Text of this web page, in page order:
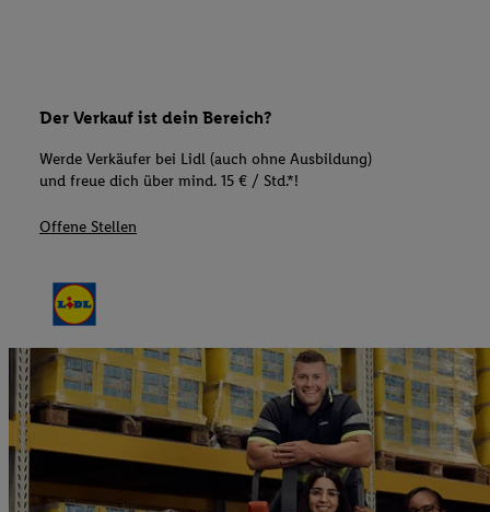
Der Verkauf ist dein Bereich?
Werde Verkäufer bei Lidl (auch ohne Ausbildung)
und freue dich über mind. 15 € / Std.*!
Offene Stellen